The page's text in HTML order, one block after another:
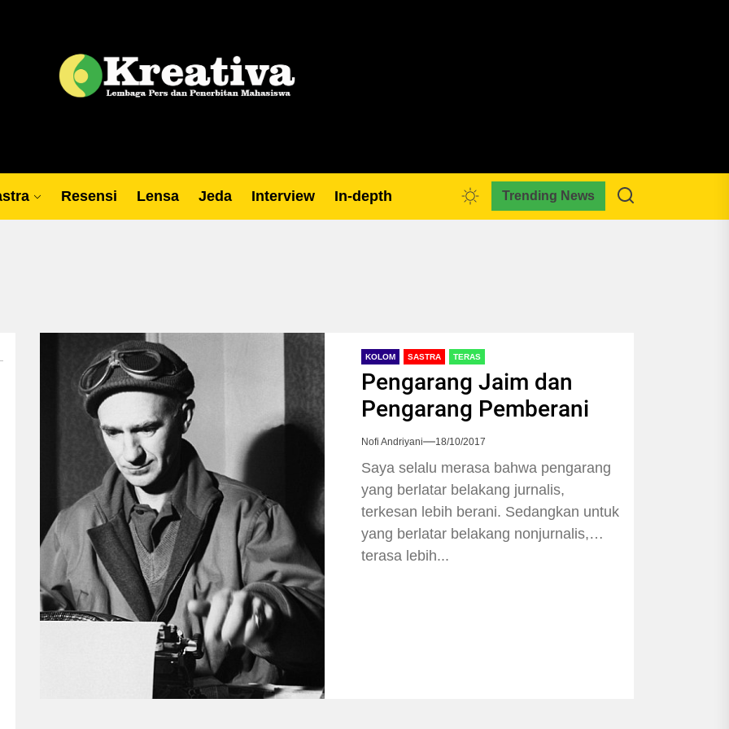
Resensi Lensa Jeda Interview In-depth Trending News
KOLOM SASTRA TERAS
Pengarang Jaim dan
Pengarang Pemberani
Nofi Andriyani 18/10/2017
Saya selalu merasa bahwa pengarang
yang berlatar belakang jurnalis,
terkesan lebih berani. Sedangkan untuk
yang berlatar belakang nonjurnalis,
terasa lebih...